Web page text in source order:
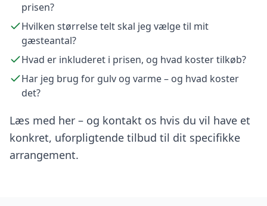
prisen?
Hvilken størrelse telt skal jeg vælge til mit
gæsteantal?
Hvad er inkluderet i prisen, og hvad koster tilkøb?
Har jeg brug for gulv og varme – og hvad koster
det?
Læs med her – og kontakt os hvis du vil have et
konkret, uforpligtende tilbud til dit specifikke
arrangement.